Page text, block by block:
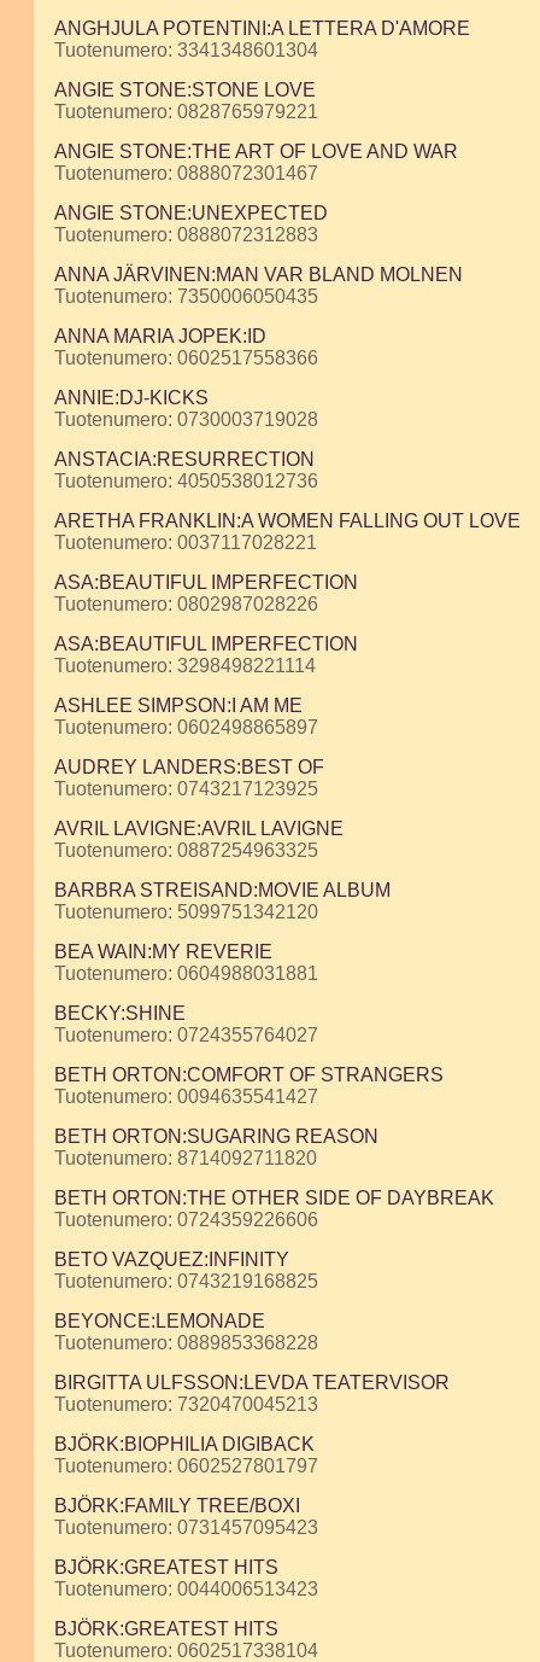
ANGHJULA POTENTINI:A LETTERA D'AMORE
Tuotenumero: 3341348601304
ANGIE STONE:STONE LOVE
Tuotenumero: 0828765979221
ANGIE STONE:THE ART OF LOVE AND WAR
Tuotenumero: 0888072301467
ANGIE STONE:UNEXPECTED
Tuotenumero: 0888072312883
ANNA JÄRVINEN:MAN VAR BLAND MOLNEN
Tuotenumero: 7350006050435
ANNA MARIA JOPEK:ID
Tuotenumero: 0602517558366
ANNIE:DJ-KICKS
Tuotenumero: 0730003719028
ANSTACIA:RESURRECTION
Tuotenumero: 4050538012736
ARETHA FRANKLIN:A WOMEN FALLING OUT LOVE
Tuotenumero: 0037117028221
ASA:BEAUTIFUL IMPERFECTION
Tuotenumero: 0802987028226
ASA:BEAUTIFUL IMPERFECTION
Tuotenumero: 3298498221114
ASHLEE SIMPSON:I AM ME
Tuotenumero: 0602498865897
AUDREY LANDERS:BEST OF
Tuotenumero: 0743217123925
AVRIL LAVIGNE:AVRIL LAVIGNE
Tuotenumero: 0887254963325
BARBRA STREISAND:MOVIE ALBUM
Tuotenumero: 5099751342120
BEA WAIN:MY REVERIE
Tuotenumero: 0604988031881
BECKY:SHINE
Tuotenumero: 0724355764027
BETH ORTON:COMFORT OF STRANGERS
Tuotenumero: 0094635541427
BETH ORTON:SUGARING REASON
Tuotenumero: 8714092711820
BETH ORTON:THE OTHER SIDE OF DAYBREAK
Tuotenumero: 0724359226606
BETO VAZQUEZ:INFINITY
Tuotenumero: 0743219168825
BEYONCE:LEMONADE
Tuotenumero: 0889853368228
BIRGITTA ULFSSON:LEVDA TEATERVISOR
Tuotenumero: 7320470045213
BJÖRK:BIOPHILIA DIGIBACK
Tuotenumero: 0602527801797
BJÖRK:FAMILY TREE/BOXI
Tuotenumero: 0731457095423
BJÖRK:GREATEST HITS
Tuotenumero: 0044006513423
BJÖRK:GREATEST HITS
Tuotenumero: 0602517338104